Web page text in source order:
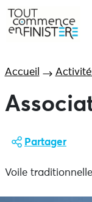
Accueil
Partager
Voile